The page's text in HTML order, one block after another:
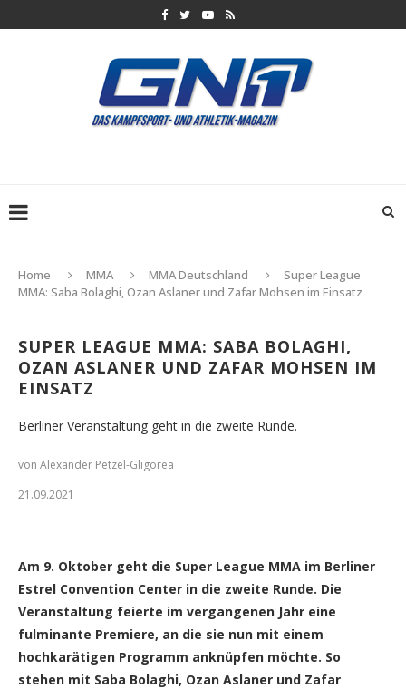
Home MMA MMA Deutschland
Super League
MMA: Saba Bolaghi, Ozan Aslaner und Zafar Mohsen im Einsatz
SUPER LEAGUE MMA: SABA BOLAGHI,
OZAN ASLANER UND ZAFAR MOHSEN IM
EINSATZ
Berliner Veranstaltung geht in die zweite Runde.
von Alexander Petzel-Gligorea
21.09.2021
Am 9. Oktober geht die Super League MMA im Berliner
Estrel Convention Center in die zweite Runde. Die
Veranstaltung feierte im vergangenen Jahr eine
fulminante Premiere, an die sie nun mit einem
hochkarätigen Programm anknüpfen möchte. So
stehen mit Saba Bolaghi, Ozan Aslaner und Zafar